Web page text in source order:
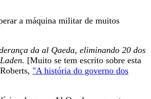
a máquina militar de muitos
da al Qaeda, eliminando 20 dos
[Muito se tem escrito sobre esta
"A história do governo dos